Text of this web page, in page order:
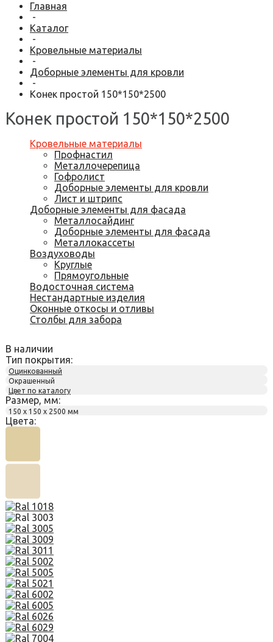
Главная
-
Каталог
-
Кровельные материалы
-
Доборные элементы для кровли
-
Конек простой 150*150*2500
Конек простой 150*150*2500
Кровельные материалы
Профнастил
Металлочерепица
Гофролист
Доборные элементы для кровли
Лист и штрипс
Доборные элементы для фасада
Металлосайдинг
Доборные элементы для фасада
Металлокассеты
Воздуховоды
Круглые
Прямоугольные
Водосточная система
Нестандартные изделия
Оконные откосы и отливы
Столбы для забора
В наличии
Тип покрытия:
Оцинкованный
Окрашенный
Цвет по каталогу
Размер, мм:
150 х 150 х 2500 мм
Цвета: